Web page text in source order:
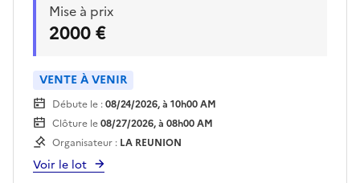
conditions de visite auprès du lieu de
dépôt.Enlèvement sur plateau obligatoire.Pour
retirer le véhicule, le bon d'enlèvement imprimé
sera requis.Toute aide au chargement fera
l'objet d'une facturation.
Mise à prix
2000 €
VENTE À VENIR
Débute le :08/24/2026, à 10h00 AM
Clôture le08/27/2026, à 08h00 AM
Organisateur : LA REUNION
Voir le lot